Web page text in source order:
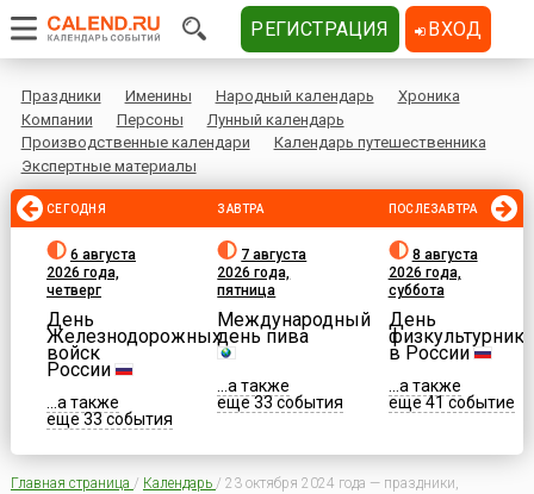
Праздники Именины Народный календарь
Хроника
Компании
Персоны
Лунный календарь
Производственные календари
Календарь путешественника
Экспертные материалы
СЕГОДНЯ
6 августа
2026 года,
четверг
День
Железнодорожных
войск
России
...а также
еще 33 события
ЗАВТРА
7 августа
2026 года,
пятница
Международный
день пива
...а также
еще 33 события
ПОСЛЕЗАВТРА
8 августа
2026 года,
суббота
День
физкультурника
в России
...а также
еще 41 событие
Главная страница / Календарь / 23 октября 2024 года — праздники,
РЕГИСТРАЦИЯ ВХОД